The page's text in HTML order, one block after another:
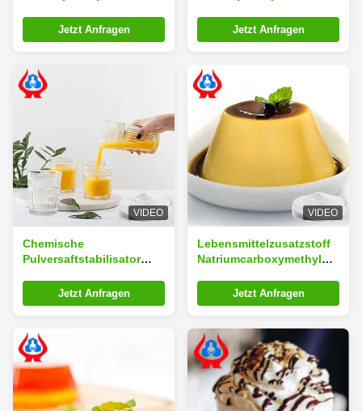
IndustrieJetzt Anfragen
ISO9001Jetzt Anfragen
VIDEO
Chemische
Pulversaftstabilisator
Cellulose Cmc
Zusatzstoff
Jetzt Anfragen
VIDEO
Lebensmittelzusatzstoff
Natriumcarboxymethyl
Lebensmittelqualität
CMC
Jetzt Anfragen